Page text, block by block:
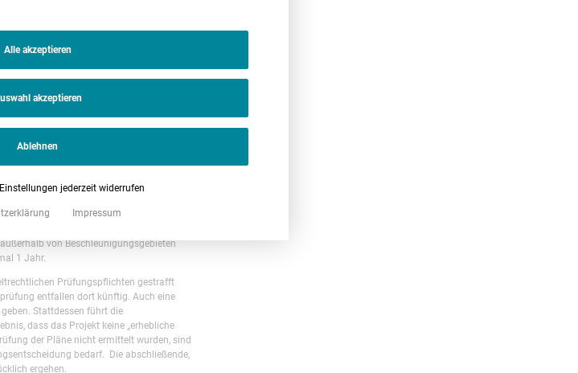
erklären. Allerdings
durchgeführt wurde und: „
Maßnahmen umgesetzt, um möglichen
Vermeidungsmaßnahmen auf die
zu bewerkstelligen, wird der
Entwurf der Novelle darauf
eine neuartige Gebietskategorie dar, die
sind der zentrale Baustein der EU,
Windenergieanlagen maximal 1 Jahr (+ eine
nur 6 Monate (+ 3monatige
von Beschleunigungsgebieten
1 Jahr.
Prüfungspflichten gestrafft
entfallen dort künftig. Auch eine
Stattdessen führt die
dass das Projekt keine „erhebliche
der Pläne nicht ermittelt wurden, sind
bedarf. Die abschließende,
ergehen.
Alle akzeptieren
akzeptieren
Ablehnen
jederzeit widerrufen
Impressum